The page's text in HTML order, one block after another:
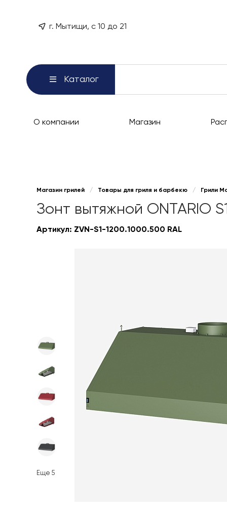
г. Мытищи, с 10 до 21
Каталог
О компании Магазин
Магазин грилей / Товары для гриля и барбекю / Грили
Зонт вытяжной ONTARIO
Артикул: ZVN-S1-1200.1000.500 RAL
Еще 5